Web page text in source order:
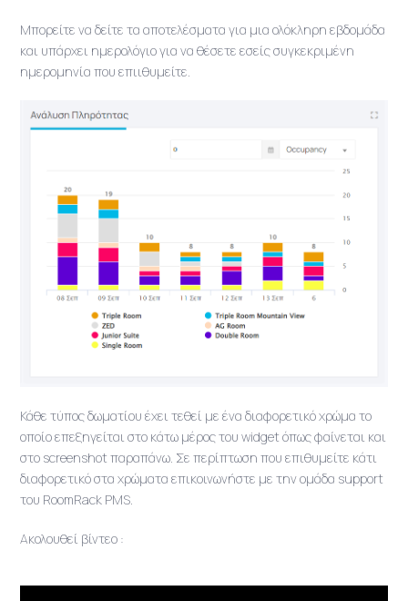
Μπορείτε να δείτε τα αποτελέσματα για μια ολόκληρη εβδομάδα
και υπάρχει ημερολόγιο για να θέσετε εσείς συγκεκριμένη
ημερομηνία που επιιθυμείτε.
Κάθε τύπος δωματίου έχει τεθεί με ένα διαφορετικό χρώμα το
οποίο επεξηγείται στο κάτω μέρος του widget όπως φαίνεται και
στο screenshot παραπάνω. Σε περίπτωση που επιθυμείτε κάτι
διαφορετικό στα χρώματα επικοινωνήστε με την ομάδα support
του RoomRack PMS.
Ακολουθεί βίντεο :